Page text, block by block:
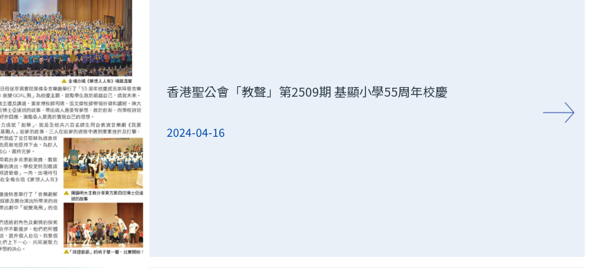
香港聖公會「教聲」第2509期 基顯小學55周年校慶
2024-04-16